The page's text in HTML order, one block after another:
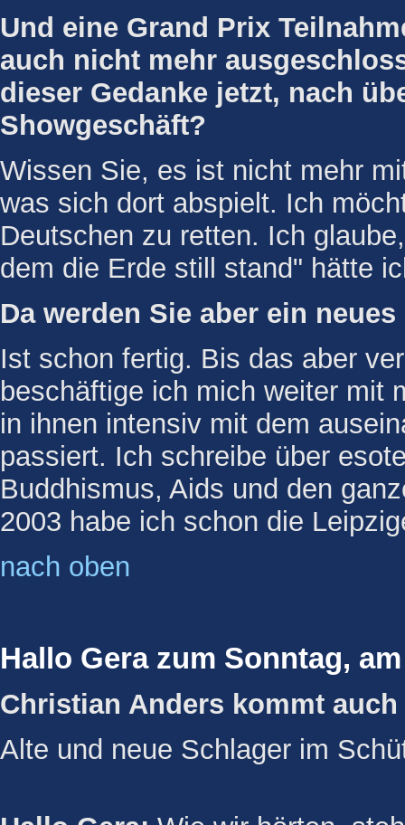
Und eine Grand Prix
auch nicht mehr
dieser Gedanke jetzt, nach
Showgeschäft?
Wissen Sie, es ist nicht mehr
was sich dort abspielt. Ich
Deutschen zu retten. Ich
dem die Erde still stand" hätte
Da werden Sie aber ein
Ist schon fertig. Bis das aber
beschäftige ich mich weiter mit
in ihnen intensiv mit dem
passiert. Ich schreibe über
Buddhismus, Aids und den
2003 habe ich schon die
nach oben
Hallo Gera zum Sonntag, am
Christian Anders kommt
Alte und neue Schlager im